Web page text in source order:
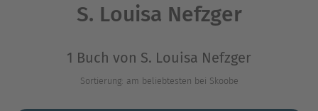
S. Louisa Nefzger
1 Buch von S. Louisa Nefzger
Sortierung: am beliebtesten bei Skoobe